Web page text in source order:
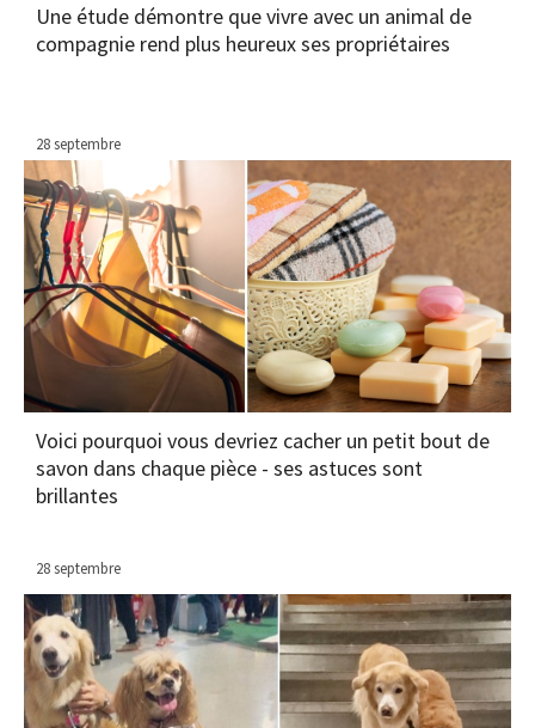
Une étude démontre que vivre avec un animal de
compagnie rend plus heureux ses propriétaires
28 septembre
Voici pourquoi vous devriez cacher un petit bout de
savon dans chaque pièce - ses astuces sont
brillantes
28 septembre